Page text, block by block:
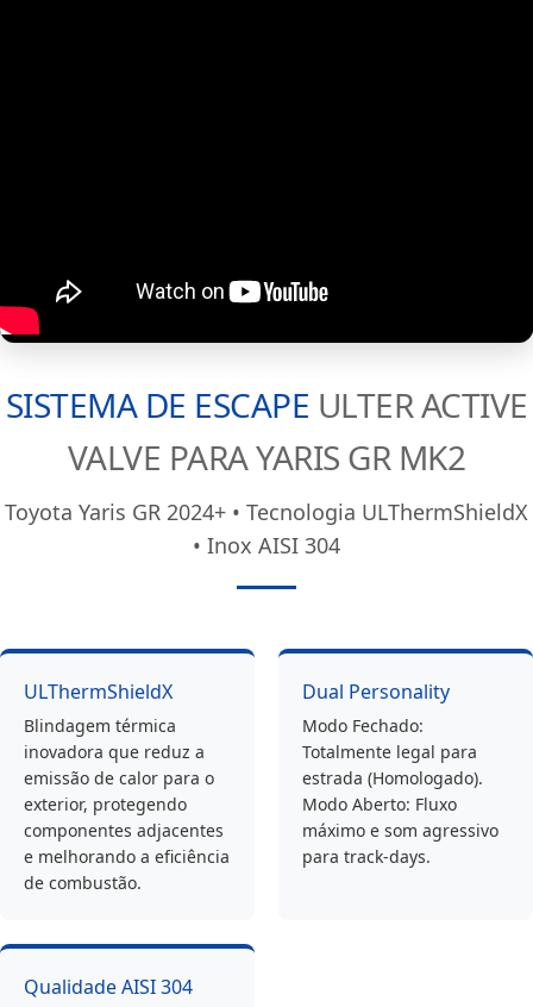
SISTEMA DE ESCAPE ULTER ACTIVE
VALVE PARA YARIS GR MK2
Toyota Yaris GR 2024+ • Tecnologia ULThermShieldX
• Inox AISI 304
ULThermShieldX
Blindagem térmica
inovadora que reduz a
emissão de calor para o
exterior, protegendo
componentes adjacentes
e melhorando a eficiência
de combustão.
Dual Personality
Modo Fechado:
Totalmente legal para
estrada (Homologado).
Modo Aberto: Fluxo
máximo e som agressivo
para track-days.
Qualidade AISI 304